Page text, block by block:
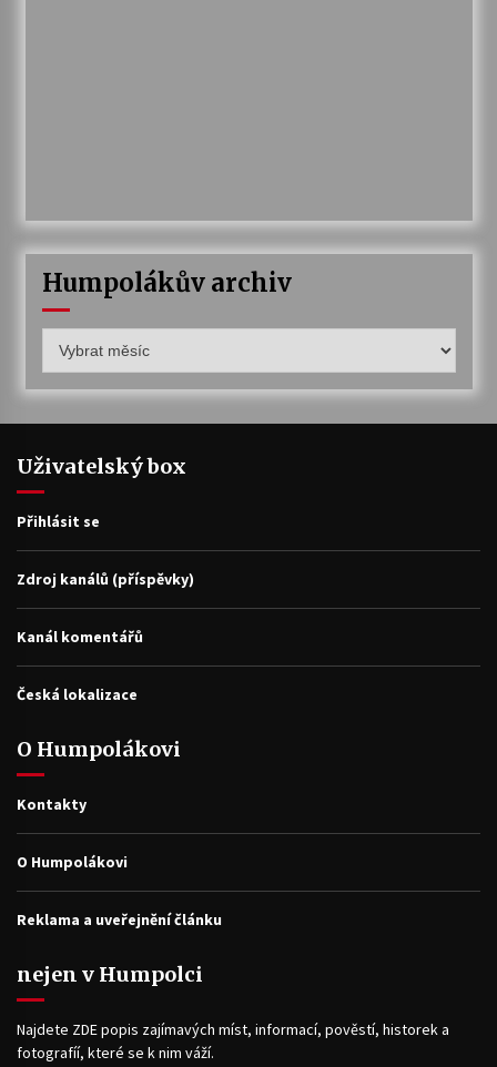
Humpolákův archiv
archiv
Uživatelský box
Přihlásit se
Zdroj kanálů (příspěvky)
Kanál komentářů
Česká lokalizace
O Humpolákovi
Kontakty
O Humpolákovi
Reklama a uveřejnění článku
nejen v Humpolci
Najdete ZDE popis zajímavých míst, informací, pověstí, historek a
fotografíí, které se k nim váží.